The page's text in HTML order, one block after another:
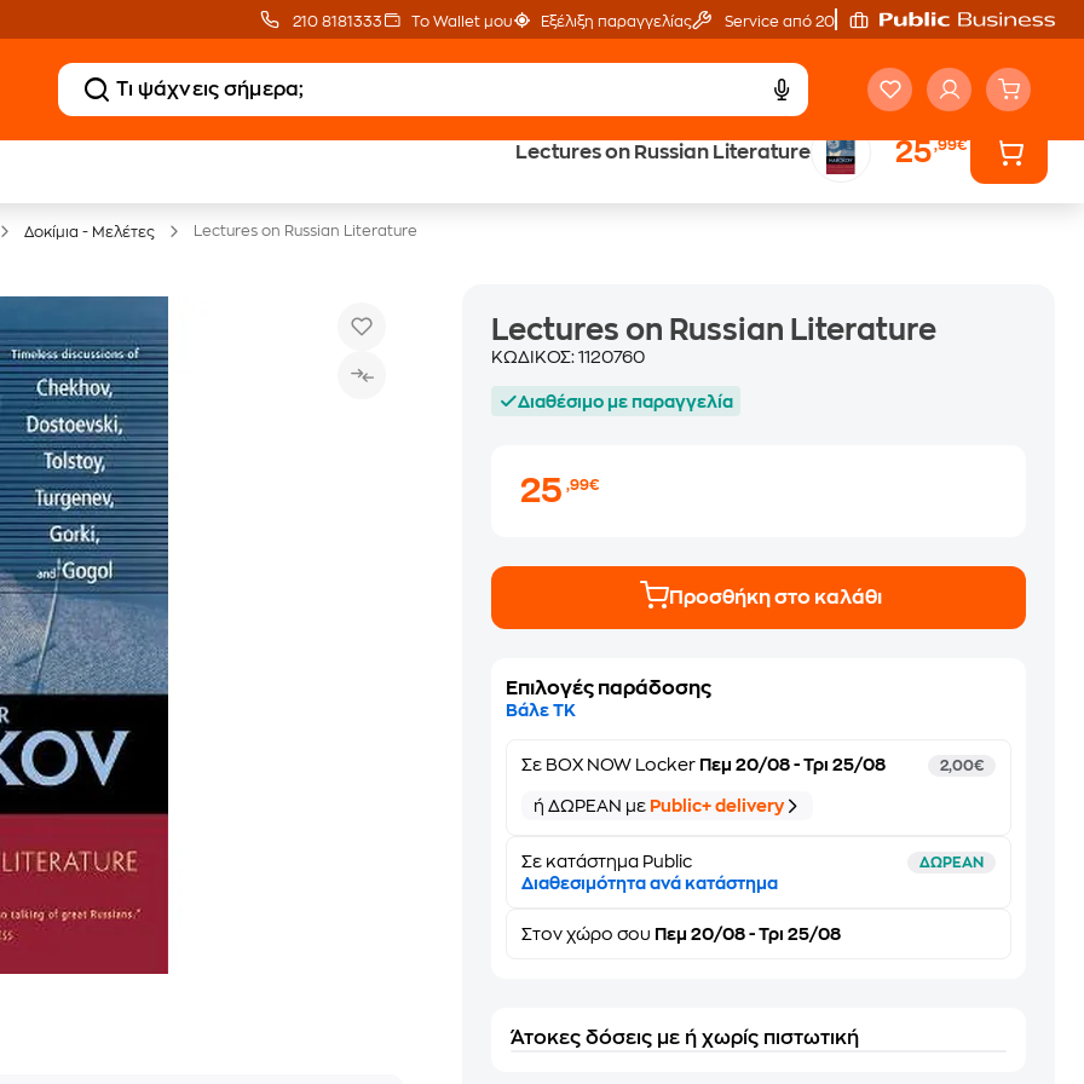
210 8181333 Το Wallet μου Εξέλιξη παραγγελίας Service από 20'
Lectures on Russian Literature 25,99€
Δωρεάν Μεταφορικά Έλα στον κόσμο
Δοκίμια - Μελέτες Lectures on Russian Literature
Lectures on Russian Literature
ΚΩΔΙΚΟΣ:1120760
Διαθέσιμο με παραγγελία
25,99€
Προσθήκη στο καλάθι
Επιλογές παράδοσης
Βάλε ΤΚ
Σε BOX NOW Locker Πεμ 20/08 - Τρι 25/08 2,00€
ή ΔΩΡΕΑΝ με Public+ delivery
Σε κατάστημα Public ΔΩΡΕΑΝ
Διαθεσιμότητα ανά κατάστημα
Στονχώρο σου Πεμ 20/08 - Τρι 25/08
Άτοκες δόσεις με ή χωρίς πιστωτική